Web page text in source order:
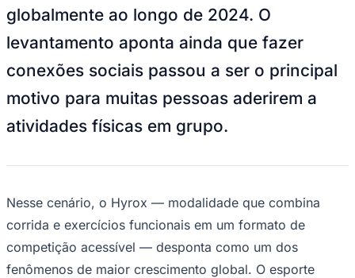
Cidades da Região
Santana de ParnaíbaOsascoCarapicuíbaJandiraItapeviCotiaPirapora
Araçariguama
Franco da
RochaFrancisco MoratoTaboão da Serra Embu das ArtesSão Roque
Anuncie Regional
Guia de Empresas
Hub de Negócios
Selo Verificado
Portal Educacional
Agenda de Vestibulares
Vagas de Emprego
Concursos
globalmente ao longo de 2024. O
levantamento aponta ainda que fazer
conexões sociais passou a ser o principal
motivo para muitas pessoas aderirem a
atividades físicas em grupo.
Nesse cenário, o Hyrox — modalidade que combina
corrida e exercícios funcionais em um formato de
competição acessível — desponta como um dos
fenômenos de maior crescimento global. O esporte